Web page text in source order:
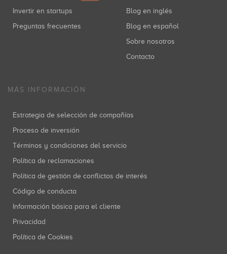
Invertir en startups
Preguntas frecuentes
Blog en inglés
Blog en español
Sobre nosotros
Contacto
MÁS INFORMACIÓN
Estrategia de selección de compañías
Proceso de inversión
Términos y condiciones del servicio
Política de reclamaciones
Política de gestión de conflictos de interés
Código de conducta
Información básica para el cliente
Privacidad
Política de Cookies